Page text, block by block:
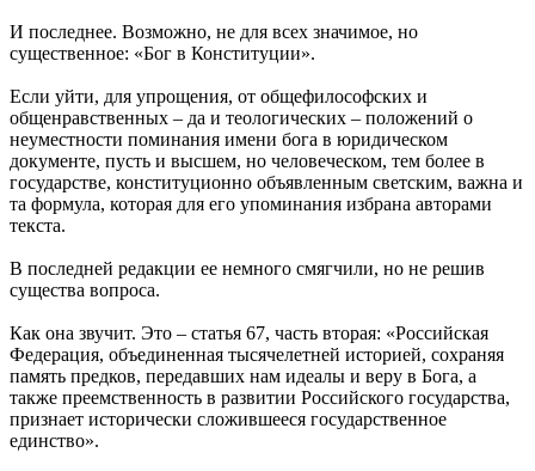
И последнее. Возможно, не для всех значимое, но
существенное: «Бог в Конституции».
Если уйти, для упрощения, от общефилософских и
общенравственных – да и теологических – положений о
неуместности поминания имени бога в юридическом
документе, пусть и высшем, но человеческом, тем более в
государстве, конституционно объявленным светским, важна и
та формула, которая для его упоминания избрана авторами
текста.
В последней редакции ее немного смягчили, но не решив
существа вопроса.
Как она звучит. Это – статья 67, часть вторая: «Российская
Федерация, объединенная тысячелетней историей, сохраняя
память предков, передавших нам идеалы и веру в Бога, а
также преемственность в развитии Российского государства,
признает исторически сложившееся государственное
единство».